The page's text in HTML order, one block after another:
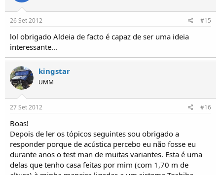
26 Set 2012 #15
lol obrigado Aldeia de facto é capaz de ser uma ideia
interessante...
kingstar
UMM
27 Set 2012 #16
Boas!
Depois de ler os tópicos seguintes sou obrigado a
responder porque de acústica percebo eu não fosse eu
durante anos o test man de muitas variantes. Esta é uma
delas que tenho casa feitas por mim (com 1,70 m de